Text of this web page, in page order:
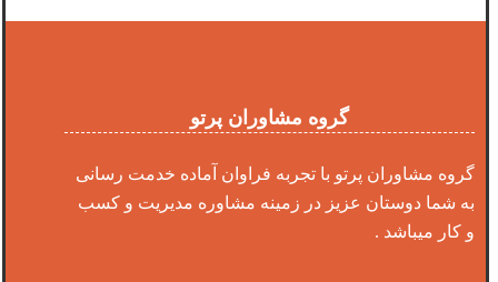
گروه مشاوران پرتو
گروه مشاوران پرتو با تجربه فراوان آماده خدمت رسانی
به شما دوستان عزیز در زمینه مشاوره مدیریت و کسب
و کار میباشد .